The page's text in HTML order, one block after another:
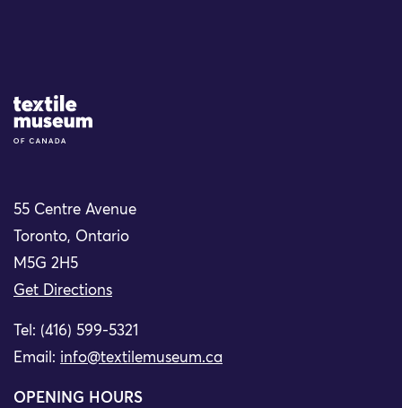
Site Logo
55 Centre Avenue
Toronto, Ontario
M5G 2H5
Get Directions
Tel: (416) 599-5321
Email: info@textilemuseum.ca
OPENING HOURS